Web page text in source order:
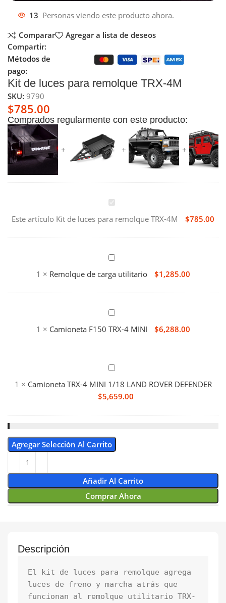
13 Personas viendo este producto ahora.
Comparar
Agregar a lista de deseos
Compartir:
Métodos de
pago:
Kit de luces para remolque TRX-4M
SKU:9790
$785.00
Comprados regularmente con este producto:
Kit
para
TRX-
4M
Este artículo Kit de luces para remolque TRX-4M $785.00
Remolque
carga
utilitario
1 × Remolque de carga utilitario $1,285.00
Camioneta
4
1 × Camioneta F150 TRX-4 MINI $6,288.00
Camioneta
1/18
ROVER
DEFENDER
1 × Camioneta TRX-4 MINI 1/18 LAND ROVER DEFENDER
$5,659.00
Agregar Selección Al Carrito
Añadir Al Carrito
Comprar Ahora
Descripción
El kit de luces para remolque agrega
luces de freno y marcha atrás que
funcionan al remolque utilitario TRX-